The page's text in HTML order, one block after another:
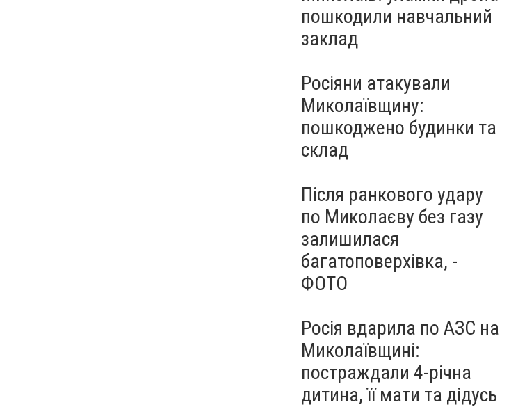
пошкодили навчальний
заклад
Росіяни атакували
Миколаївщину:
пошкоджено будинки та
склад
Після ранкового удару
по Миколаєву без газу
залишилася
багатоповерхівка, -
ФОТО
Росія вдарила по АЗС на
Миколаївщині:
постраждали 4-річна
дитина, її мати та дідусь